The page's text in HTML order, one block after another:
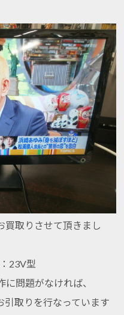
買取りさせて頂きまし
23V型
問題がなければ、
取りを行なっています